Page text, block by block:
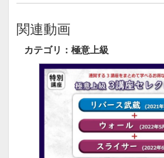
画面をクリックすると元に
関連動画
カテゴリ：極意上級